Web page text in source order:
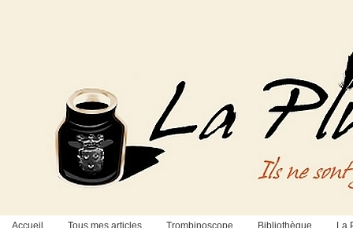
Accueil Tous mes articles Trombinoscope Bibliothèque La